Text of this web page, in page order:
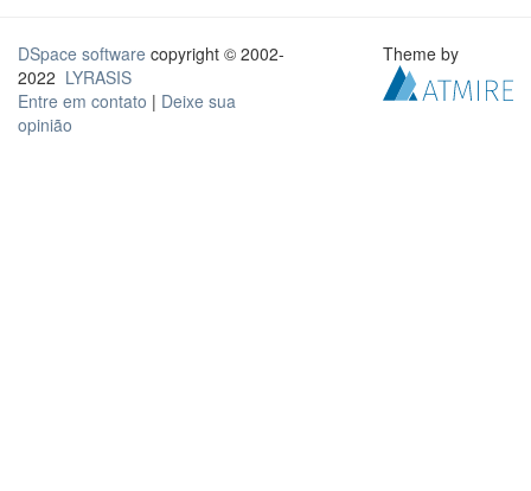
DSpace software copyright © 2002-
2022 LYRASIS
Entre em contato | Deixe sua
opinião
Theme by